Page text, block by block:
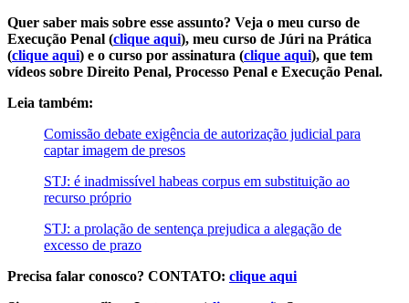
Quer saber mais sobre esse assunto? Veja o meu curso de
Execução Penal (clique aqui), meu curso de Júri na Prática
(clique aqui) e o curso por assinatura (clique aqui), que tem
vídeos sobre Direito Penal, Processo Penal e Execução Penal.
Leia também:
Comissão debate exigência de autorização judicial para
captar imagem de presos
STJ: é inadmissível habeas corpus em substituição ao
recurso próprio
STJ: a prolação de sentença prejudica a alegação de
excesso de prazo
Precisa falar conosco? CONTATO: clique aqui